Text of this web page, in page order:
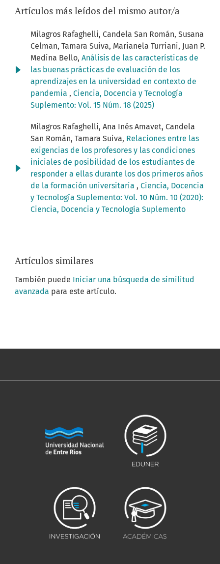
Artículos más leídos del mismo autor/a
Milagros Rafaghelli, Candela San Román, Susana
Celman, Tamara Suiva, Marianela Turriani, Juan P.
Medina Bello, Análisis de las características de
las buenas prácticas de evaluación de los
aprendizajes en la universidad en contexto de
pandemia , Ciencia, Docencia y Tecnología
Suplemento: Vol. 15 Núm. 18 (2025)
Milagros Rafaghelli, Ana Inés Amavet, Candela
San Román, Tamara Suiva, Relaciones entre las
exigencias de los profesores y las condiciones
iniciales de posibilidad de los estudiantes de
responder a ellas durante los dos primeros años
de la formación universitaria , Ciencia, Docencia
y Tecnología Suplemento: Vol. 10 Núm. 10 (2020):
Ciencia, Docencia y Tecnología Suplemento
Artículos similares
También puede Iniciar una búsqueda de similitud
avanzada para este artículo.